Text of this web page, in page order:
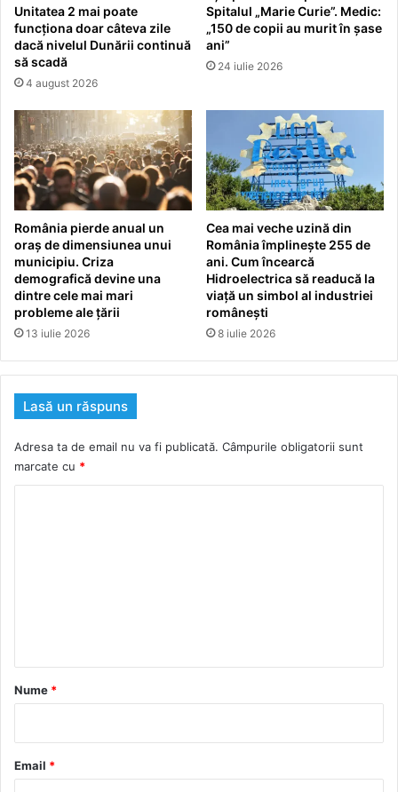
Unitatea 2 mai poate
funcționa doar câteva zile
dacă nivelul Dunării continuă
să scadă
4 august 2026
Spitalul „Marie Curie”. Medic:
„150 de copii au murit în șase
ani”
24 iulie 2026
România pierde anual un
oraș de dimensiunea unui
municipiu. Criza
demografică devine una
dintre cele mai mari
probleme ale țării
13 iulie 2026
Cea mai veche uzină din
România împlinește 255 de
ani. Cum încearcă
Hidroelectrica să readucă la
viață un simbol al industriei
românești
8 iulie 2026
Lasă un răspuns
Adresa ta de email nu va fi publicată. Câmpurile obligatorii sunt
marcate cu *
r
*
Nume *
Email *